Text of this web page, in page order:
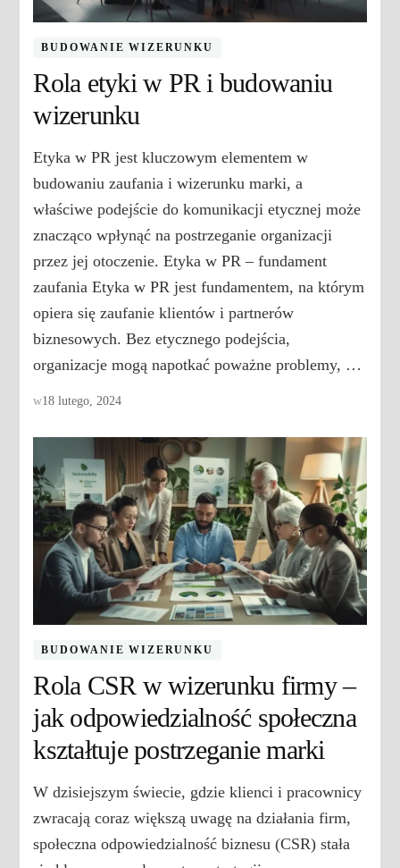
BUDOWANIE WIZERUNKU
Rola etyki w PR i budowaniu
wizerunku
Etyka w PR jest kluczowym elementem w
budowaniu zaufania i wizerunku marki, a
właściwe podejście do komunikacji etycznej może
znacząco wpłynąć na postrzeganie organizacji
przez jej otoczenie. Etyka w PR – fundament
zaufania Etyka w PR jest fundamentem, na którym
opiera się zaufanie klientów i partnerów
biznesowych. Bez etycznego podejścia,
organizacje mogą napotkać poważne problemy, …
w18 lutego, 2024
BUDOWANIE WIZERUNKU
Rola CSR w wizerunku firmy –
jak odpowiedzialność społeczna
kształtuje postrzeganie marki
W dzisiejszym świecie, gdzie klienci i pracownicy
zwracają coraz większą uwagę na działania firm,
społeczna odpowiedzialność biznesu (CSR) stała